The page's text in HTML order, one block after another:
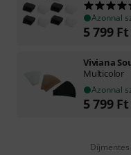
Azonnal
5 799 Ft
Viviana
Multicolor
Azonnal
5 799 Ft